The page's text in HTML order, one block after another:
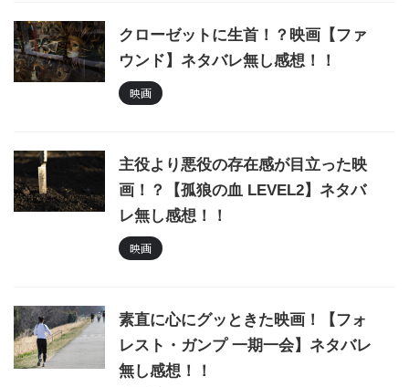
クローゼットに生首！？映画【ファ
ウンド】ネタバレ無し感想！！
映画
主役より悪役の存在感が目立った映
画！？【孤狼の血 LEVEL2】ネタバ
レ無し感想！！
映画
素直に心にグッときた映画！【フォ
レスト・ガンプ 一期一会】ネタバレ
無し感想！！